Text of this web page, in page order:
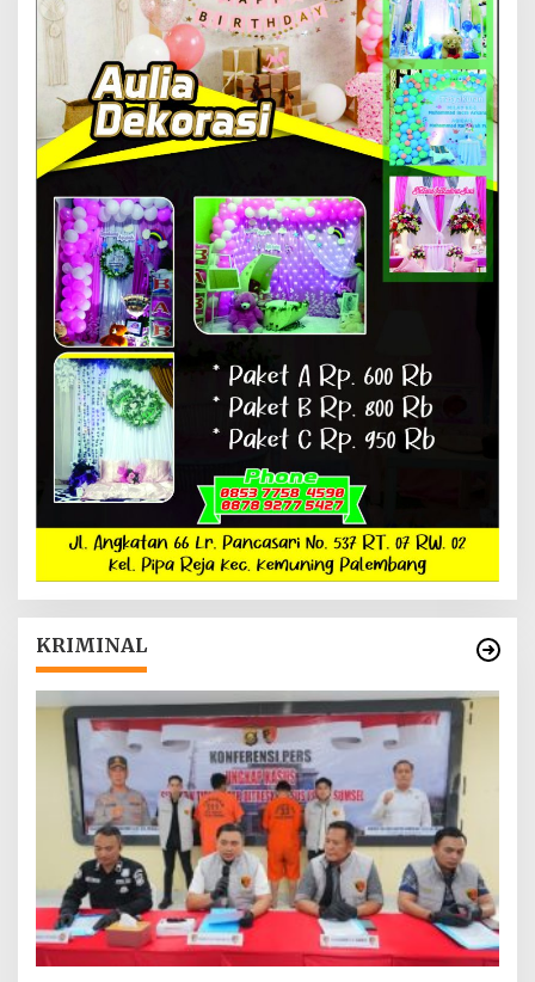
KRIMINAL